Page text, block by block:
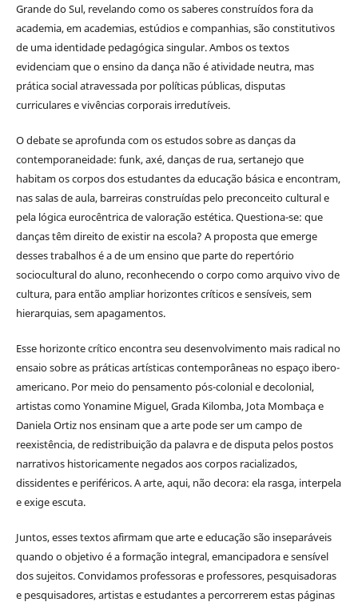
Grande do Sul, revelando como os saberes construídos fora da
academia, em academias, estúdios e companhias, são constitutivos
de uma identidade pedagógica singular. Ambos os textos
evidenciam que o ensino da dança não é atividade neutra, mas
prática social atravessada por políticas públicas, disputas
curriculares e vivências corporais irredutíveis.
O debate se aprofunda com os estudos sobre as danças da
contemporaneidade: funk, axé, danças de rua, sertanejo que
habitam os corpos dos estudantes da educação básica e encontram,
nas salas de aula, barreiras construídas pelo preconceito cultural e
pela lógica eurocêntrica de valoração estética. Questiona-se: que
danças têm direito de existir na escola? A proposta que emerge
desses trabalhos é a de um ensino que parte do repertório
sociocultural do aluno, reconhecendo o corpo como arquivo vivo de
cultura, para então ampliar horizontes críticos e sensíveis, sem
hierarquias, sem apagamentos.
Esse horizonte crítico encontra seu desenvolvimento mais radical no
ensaio sobre as práticas artísticas contemporâneas no espaço ibero-
americano. Por meio do pensamento pós-colonial e decolonial,
artistas como Yonamine Miguel, Grada Kilomba, Jota Mombaça e
Daniela Ortiz nos ensinam que a arte pode ser um campo de
reexistência, de redistribuição da palavra e de disputa pelos postos
narrativos historicamente negados aos corpos racializados,
dissidentes e periféricos. A arte, aqui, não decora: ela rasga, interpela
e exige escuta.
Juntos, esses textos afirmam que arte e educação são inseparáveis
quando o objetivo é a formação integral, emancipadora e sensível
dos sujeitos. Convidamos professoras e professores, pesquisadoras
e pesquisadores, artistas e estudantes a percorrerem estas páginas